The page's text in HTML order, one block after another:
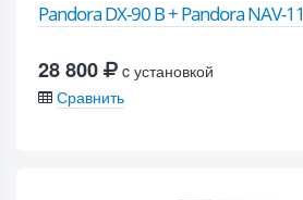
Pandora DX-90 B + Pandora NAV-11
28 800
c установкой
Сравнить